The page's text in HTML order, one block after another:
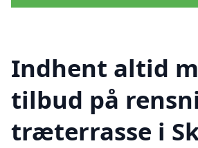
Indhent altid
tilbud på
træterrasse i